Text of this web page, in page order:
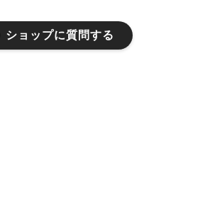
ショップに質問する